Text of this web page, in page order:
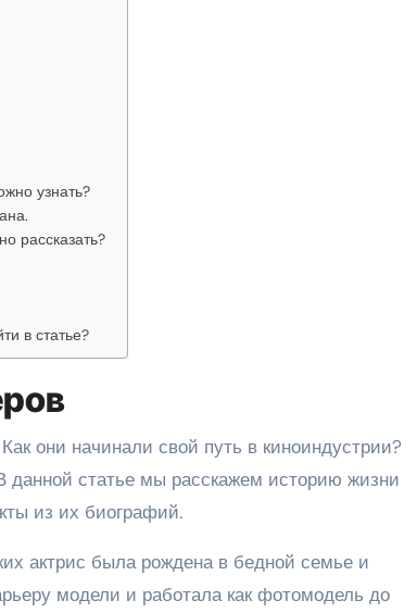
узнать?
рассказать?
в статье?
они начинали свой путь в киноиндустрии?
данной статье мы расскажем историю жизни
из их биографий.
актрис была рождена в бедной семье и
модели и работала как фотомодель до